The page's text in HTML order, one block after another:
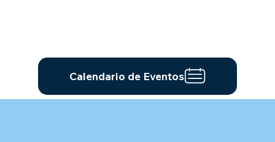
Calendario de Eventos